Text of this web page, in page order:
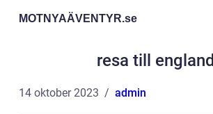
MOTNYAÄVENTYR.se
resa till england
14 oktober 2023 admin